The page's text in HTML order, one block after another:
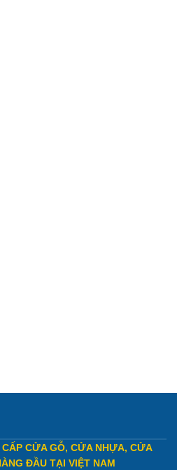
CỬA GỖ, CỬA NHỰA, CỬA
ĐẦU TẠI VIỆT NAM